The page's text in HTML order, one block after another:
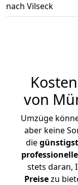
nach Vilseck
von
Umzüge
aber keine
die
stets daran,
Preisezu